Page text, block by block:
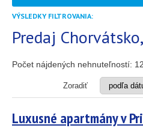
(môžete vybrať viacej
Apartmán
Dom
Dom s apartmánmi
Investičný projekt
Stavebný pozemok
VÝSLEDKY FILTROVANIA:
Predaj
Počet nájdených nehnuteľností: 12
Zoradiť
Luxusné apartmány v